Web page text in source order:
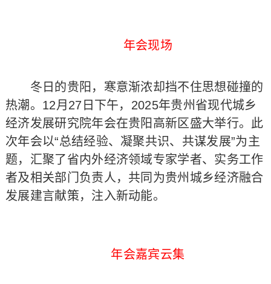
年会现场
冬日的贵阳，寒意渐浓却挡不住思想碰撞的
热潮。12月27日下午，2025年贵州省现代城乡
经济发展研究院年会在贵阳高新区盛大举行。此
次年会以“总结经验、凝聚共识、共谋发展”为主
题，汇聚了省内外经济领域专家学者、实务工作
者及相关部门负责人，共同为贵州城乡经济融合
发展建言献策，注入新动能。
年会嘉宾云集